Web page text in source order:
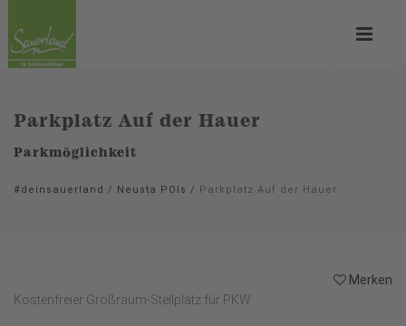
Parkplatz Auf der Hauer
Parkmöglichkeit
#deinsauerland / Neusta POIs / Parkplatz Auf der Hauer
Merken
Kostenfreier Großraum-Stellplatz für PKW